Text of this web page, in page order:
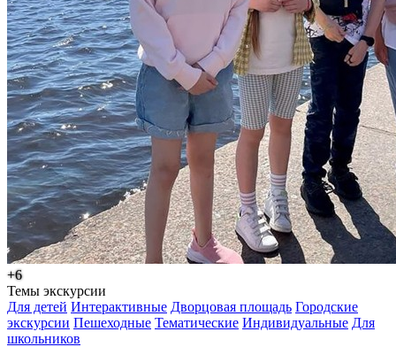
+6
Темы экскурсии
Для детей Интерактивные Дворцовая площадь Городские
экскурсии Пешеходные Тематические Индивидуальные Для
школьников